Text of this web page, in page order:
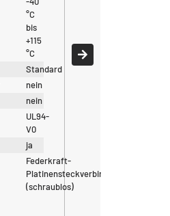
°C
bis
+115
°C
Standard
nein
nein
UL94-
V0
ja
Federkraft-
Platinensteckverbinder
(schraublos)